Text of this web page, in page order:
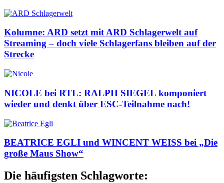
Kolumne: ARD setzt mit ARD Schlagerwelt auf
Streaming – doch viele Schlagerfans bleiben auf der
Strecke
NICOLE bei RTL: RALPH SIEGEL komponiert
wieder und denkt über ESC-Teilnahme nach!
BEATRICE EGLI und WINCENT WEISS bei „Die
große Maus Show“
Die häufigsten Schlagworte: